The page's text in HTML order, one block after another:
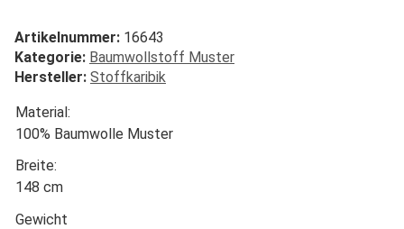
Artikelnummer: 16643
Kategorie: Baumwollstoff Muster
Hersteller: Stoffkaribik
Material:
100% Baumwolle Muster
Breite:
148 cm
Gewicht